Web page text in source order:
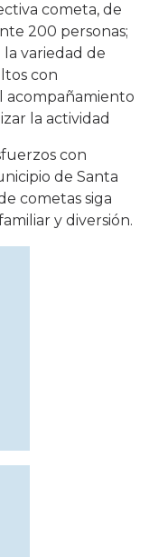
cometa, de
200 personas;
la variedad de
con
acompañamiento
la actividad
con
de Santa
cometas siga
y diversión.